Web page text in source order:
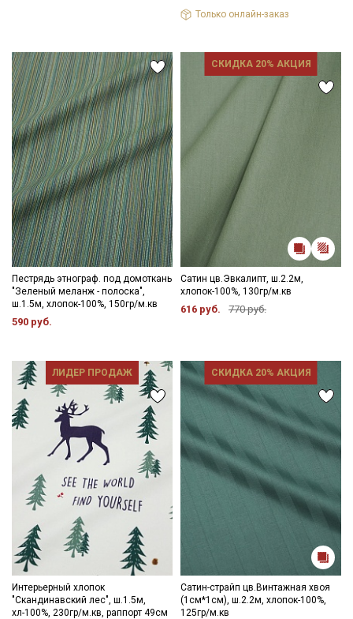
Только онлайн-заказ
Пестрядь этнограф. под домоткань
"Зеленый меланж - полоска",
ш.1.5м, хлопок-100%, 150гр/м.кв
590 руб.
СКИДКА 20% АКЦИЯ
Сатин цв.Эвкалипт, ш.2.2м,
хлопок-100%, 130гр/м.кв
616 руб. 770 руб.
ЛИДЕР ПРОДАЖ
Интерьерный хлопок
"Скандинавский лес", ш.1.5м,
хл-100%, 230гр/м.кв, раппорт 49см
СКИДКА 20% АКЦИЯ
Сатин-страйп цв.Винтажная хвоя
(1см*1см), ш.2.2м, хлопок-100%,
125гр/м.кв